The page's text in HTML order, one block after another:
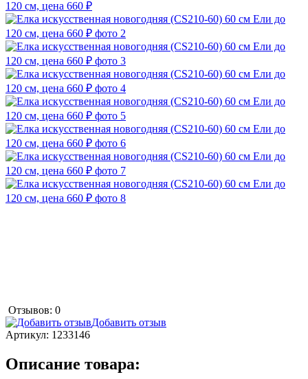
Отзывов: 0
Добавить отзыв
Артикул: 1233146
Описание товара: